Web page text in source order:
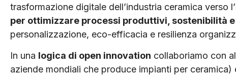
trasformazione digitale dell’industria ceramica verso
per ottimizzare processi produttivi, sostenibilità
personalizzazione, eco-efficacia e resilienza
In una logica di open innovation collaboriamo con
aziende mondiali che produce impianti per